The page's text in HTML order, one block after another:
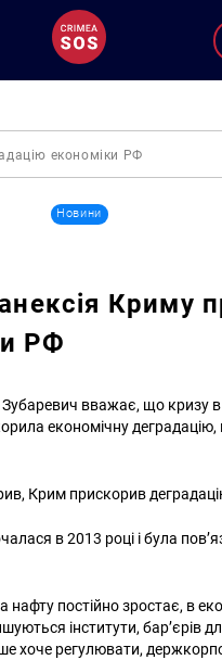
економіки РФ
Новини
Криму
РФ
вважає, що кризу в
економічну
Крим прискорив
в 2013 році і була
постійно зростає, в
інститути, бар’єрів
хоче регулювати,